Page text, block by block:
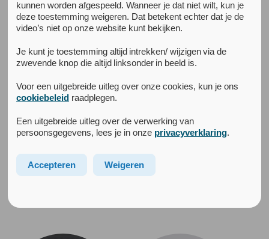
Rien Van
kunnen worden afgespeeld. Wanneer je dat niet wilt, kun je
deze toestemming weigeren. Dat betekent echter dat je de
video’s niet op onze website kunt bekijken.
Je kunt je toestemming altijd intrekken/ wijzigen via de
zwevende knop die altijd linksonder in beeld is.
Voor een uitgebreide uitleg over onze cookies, kun je ons
cookiebeleid raadplegen.
Een uitgebreide uitleg over de verwerking van
persoonsgegevens, lees je in onze privacyverklaring.
Accepteren Weigeren